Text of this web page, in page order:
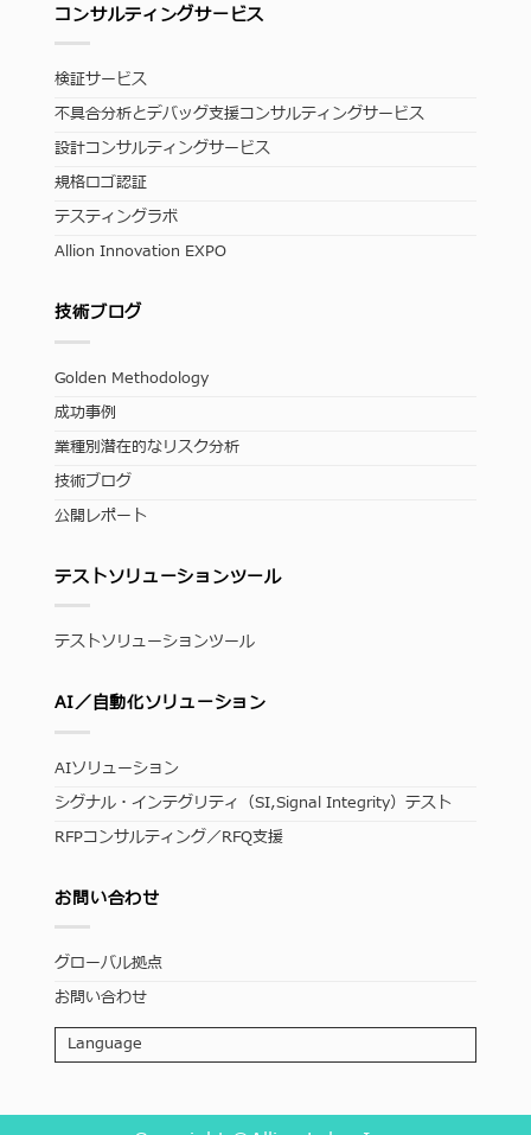
コンサルティングサービス
検証サービス
不具合分析とデバッグ支援コンサルティングサービス
設計コンサルティングサービス
規格ロゴ認証
テスティングラボ
Allion Innovation EXPO
技術ブログ
Golden Methodology
成功事例
業種別潜在的なリスク分析
技術ブログ
公開レポート
テストソリューションツール
テストソリューションツール
AI／自動化ソリューション
AIソリューション
シグナル・インテグリティ（SI,Signal Integrity）テスト
RFPコンサルティング／RFQ支援
お問い合わせ
グローバル拠点
お問い合わせ
Language